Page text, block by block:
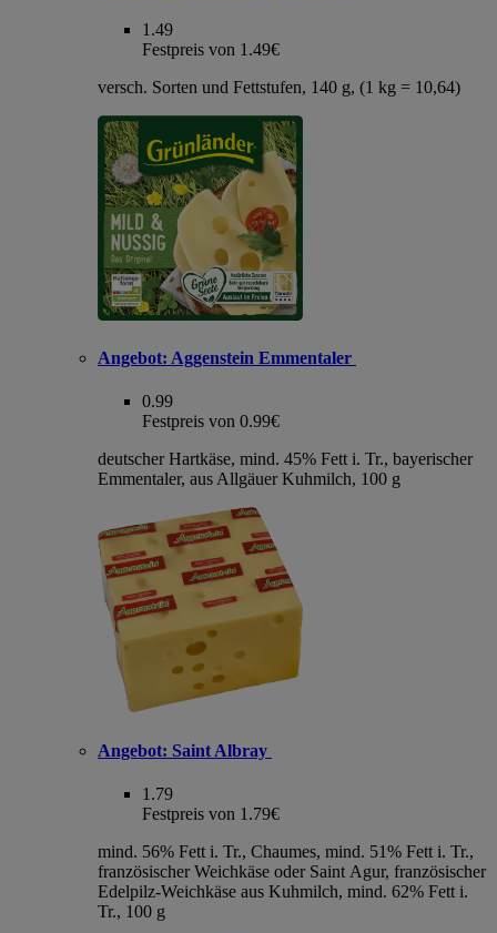
1.49
Festpreis von 1.49€
versch. Sorten und Fettstufen, 140 g, (1 kg = 10,64)
Angebot: Aggenstein Emmentaler
0.99
Festpreis von 0.99€
deutscher Hartkäse, mind. 45% Fett i. Tr., bayerischer
Emmentaler, aus Allgäuer Kuhmilch, 100 g
Angebot: Saint Albray
1.79
Festpreis von 1.79€
mind. 56% Fett i. Tr., Chaumes, mind. 51% Fett i. Tr.,
französischer Weichkäse oder Saint Agur, französischer
Edelpilz-Weichkäse aus Kuhmilch, mind. 62% Fett i.
Tr., 100 g